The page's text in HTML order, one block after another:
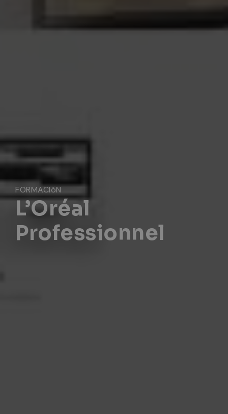
FORMACIóN
L’Oréal
Professionnel